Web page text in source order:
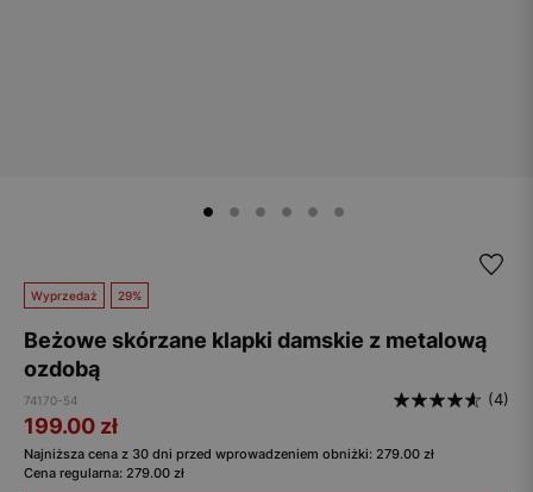
Wyprzedaż 29%
Beżowe skórzane klapki damskie z metalową
ozdobą
74170-54 (4)
199.00 zł
Najniższa cena z 30 dni przed wprowadzeniem obniżki: 279.00 zł
Cena regularna: 279.00 zł